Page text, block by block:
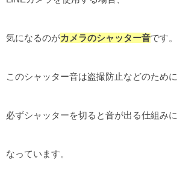
気になるのがカメラのシャッター音です。
このシャッター音は盗撮防止などのために
必ずシャッターを切ると音が出る仕組みに
なっています。